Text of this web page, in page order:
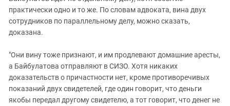
практически одно и то же. По словам адвоката, вина двух
сотрудников по параллельному делу, можно сказать,
доказана.
"Они вину тоже признают, и им продлевают домашние аресты,
а Байбулатова отправляют в СИЗО. Хотя никаких
доказательств о причастности нет, кроме противоречивых
показаний двух свидетелей, где один говорит, что деньги
якобы передал другому свидетелю, а тот говорит, что денег не